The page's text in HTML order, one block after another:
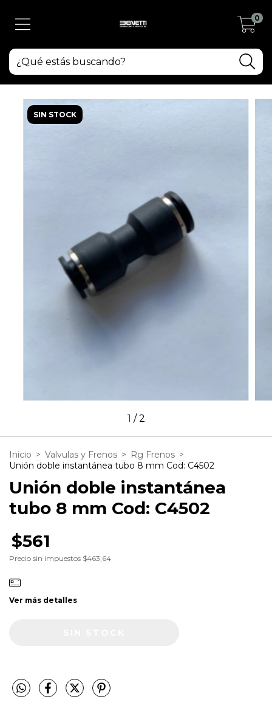
0
SIN STOCK
1 /2
Inicio > Valvulas y Frenos > Rg Frenos >
Unión doble instantánea tubo 8 mm Cod: C4502
Unión doble instantánea
tubo 8 mm Cod: C4502
$561
Precio sin impuestos $463,64
Ver más detalles